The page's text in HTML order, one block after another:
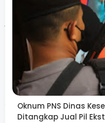
Terkait sengketa hukum
berharap sistem hukum
keadilan yang sama
lama tinggal dan
menginginkan keadilan
status kewarganegaraan.
Oknum PNS Dinas
Ditangkap Jual Pil